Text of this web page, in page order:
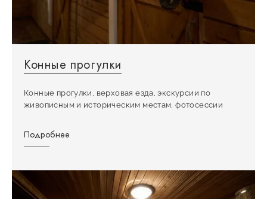
Конные прогулки
Конные прогулки, верховая езда, экскурсии по
живописным и историческим местам, фотосессии
Подробнее